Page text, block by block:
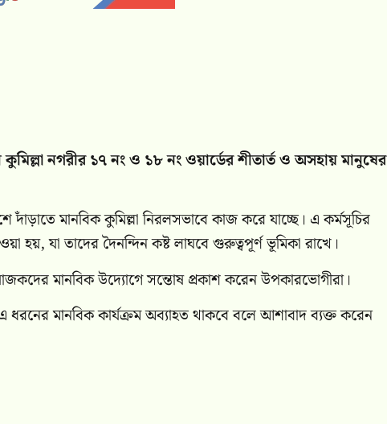
নগরীর ১৭ নং ও ১৮ নং ওয়ার্ডের শীতার্ত ও অসহায় মানুষের
মানবিক কুমিল্লা নিরলসভাবে কাজ করে যাচ্ছে। এ কর্মসূচির
হয়, যা তাদের দৈনন্দিন কষ্ট লাঘবে গুরুত্বপূর্ণ ভূমিকা রাখে।
মানবিক উদ্যোগে সন্তোষ প্রকাশ করেন উপকারভোগীরা।
মানবিক কার্যক্রম অব্যাহত থাকবে বলে আশাবাদ ব্যক্ত করেন